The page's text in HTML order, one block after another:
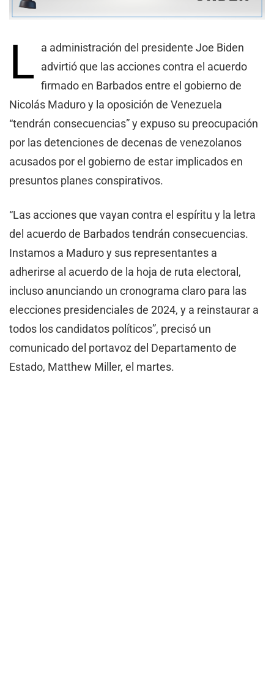
L
a administración del presidente Joe Biden
advirtió que las acciones contra el acuerdo
firmado en Barbados entre el gobierno de
Nicolás Maduro y la oposición de Venezuela
“tendrán consecuencias” y expuso su preocupación
por las detenciones de decenas de venezolanos
acusados por el gobierno de estar implicados en
presuntos planes conspirativos.
“Las acciones que vayan contra el espíritu y la letra
del acuerdo de Barbados tendrán consecuencias.
Instamos a Maduro y sus representantes a
adherirse al acuerdo de la hoja de ruta electoral,
incluso anunciando un cronograma claro para las
elecciones presidenciales de 2024, y a reinstaurar a
todos los candidatos políticos”, precisó un
comunicado del portavoz del Departamento de
Estado, Matthew Miller, el martes.